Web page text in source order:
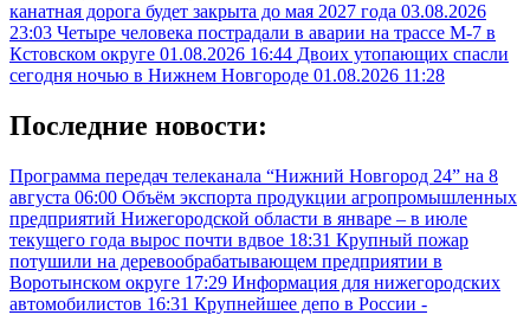
канатная дорога будет закрыта до мая 2027 года 03.08.2026
23:03 Четыре человека пострадали в аварии на трассе М-7 в
Кстовском округе 01.08.2026 16:44 Двоих утопающих спасли
сегодня ночью в Нижнем Новгороде 01.08.2026 11:28
Последние новости:
Программа передач телеканала “Нижний Новгород 24” на 8
августа 06:00 Объём экспорта продукции агропромышленных
предприятий Нижегородской области в январе – в июле
текущего года вырос почти вдвое 18:31 Крупный пожар
потушили на деревообрабатывающем предприятии в
Воротынском округе 17:29 Информация для нижегородских
автомобилистов 16:31 Крупнейшее депо в России -